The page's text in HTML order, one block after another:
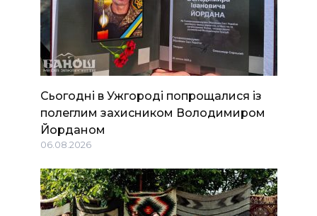
Сьогодні в Ужгороді попрощалися із
полеглим захисником Володимиром
Йорданом
06.08.2026